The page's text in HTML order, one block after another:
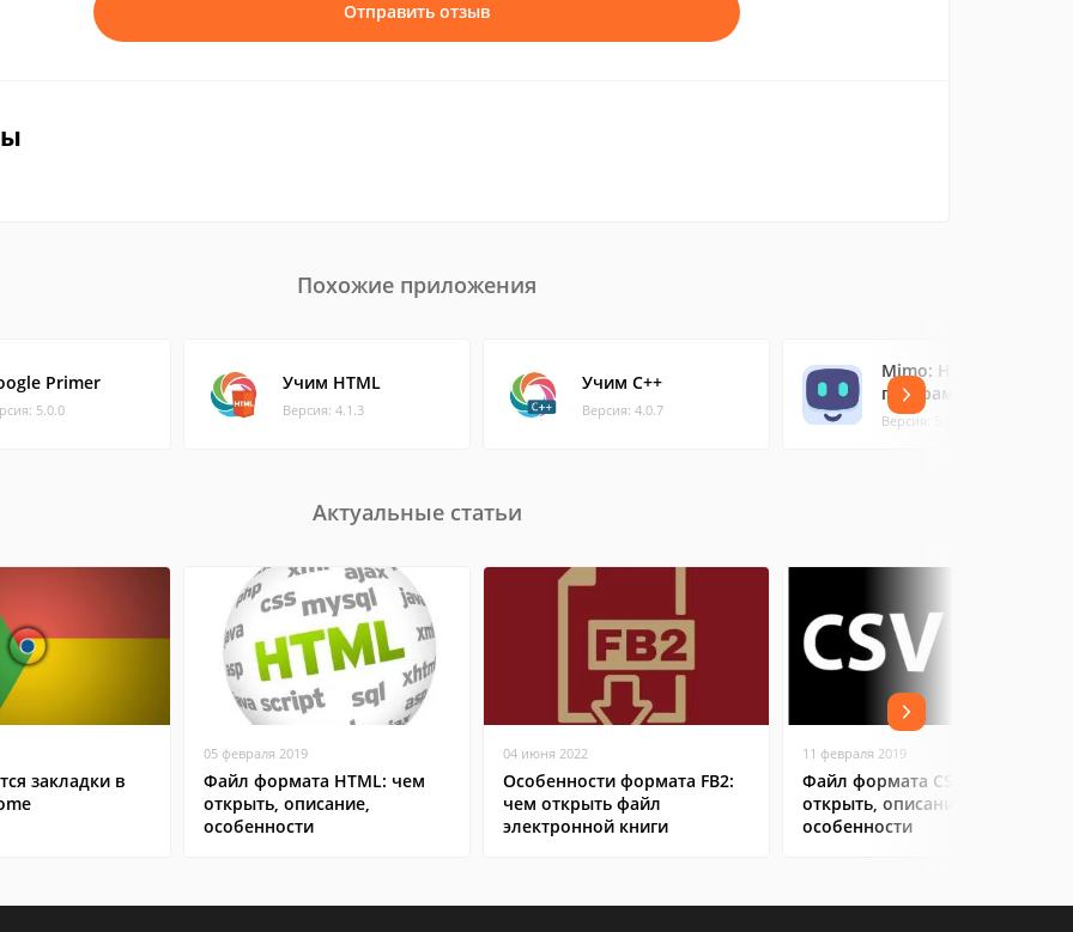
Отправить отзыв
Похожие приложения
Primer
5.0.0
Учим HTML
Версия: 4.1.3
Учим C++
Версия: 4.0.7
Mimo: Научись
программировать
Версия: 5.56.0
Актуальные статьи
закладки в
05 февраля 2019
Файл формата HTML: чем
открыть, описание,
особенности
04 июня 2022
Особенности формата FB2:
чем открыть файл
электронной книги
11 февраля 2019
Файл формата CSV: чем
открыть, описание,
особенности